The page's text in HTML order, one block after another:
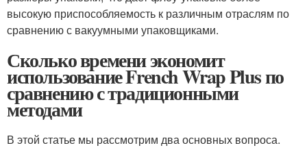
высокую приспособляемость к различным отраслям по
сравнению с вакуумными упаковщиками.
Сколько времени экономит
использование French Wrap Plus по
сравнению с традиционными
методами
В этой статье мы рассмотрим два основных вопроса.